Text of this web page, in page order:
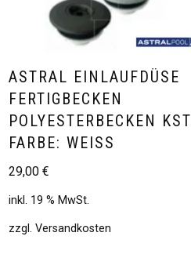
ASTRAL EINLAUFDÜSE
FERTIGBECKEN
POLYESTERBECKEN KST
FARBE: WEISS
29,00 €
inkl. 19 % MwSt.
zzgl. Versandkosten